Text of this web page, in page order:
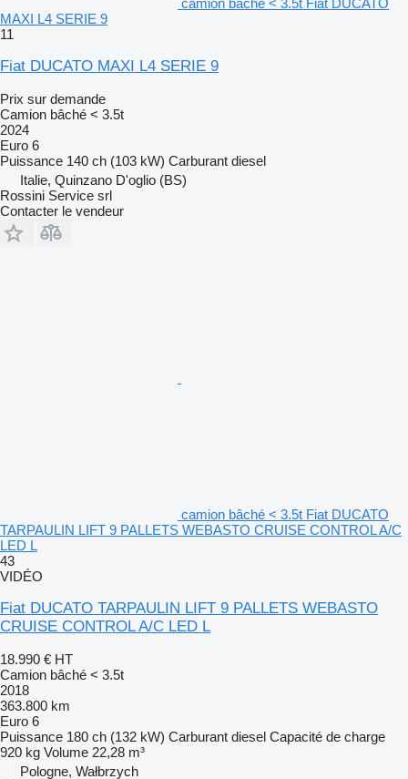
MAXI L4 SERIE 9
11
Fiat DUCATO MAXI L4 SERIE 9
Prix sur demande
Camion bâché < 3.5t
2024
Euro 6
Puissance 140 ch (103 kW) Carburant diesel
Italie, Quinzano D'oglio (BS)
Rossini Service srl
Contacter le vendeur
camion bâché < 3.5t Fiat DUCATO
TARPAULIN LIFT 9 PALLETS WEBASTO CRUISE CONTROL A/C
LED L
43
VIDÉO
Fiat DUCATO TARPAULIN LIFT 9 PALLETS WEBASTO
CRUISE CONTROL A/C LED L
18.990 € HT
Camion bâché < 3.5t
2018
363.800 km
Euro 6
Puissance 180 ch (132 kW) Carburant diesel Capacité de charge
920 kg Volume 22,28 m³
Pologne, Wałbrzych